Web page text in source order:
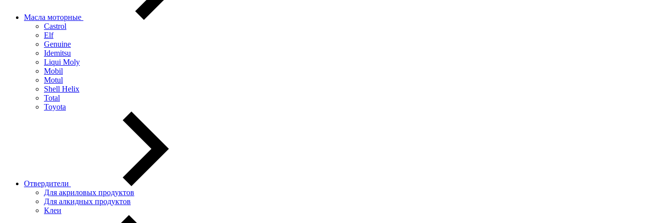
Масла моторные
Castrol
Elf
Genuine
Idemitsu
Liqui Moly
Mobil
Motul
Shell Helix
Total
Toyota
Отвердители
Для акриловых продуктов
Для алкидных продуктов
Клеи